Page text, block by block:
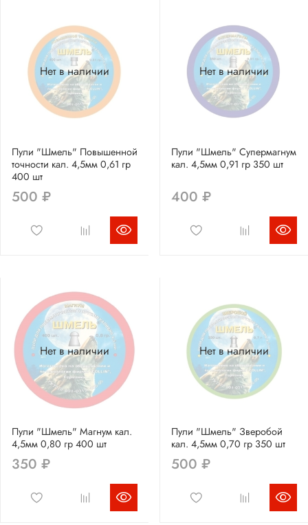
Нет в наличии
Пули "Шмель" Повышенной
точности кал. 4,5мм 0,61 гр
400 шт
500 ₽
Нет в наличии
Пули "Шмель" Супермагнум
кал. 4,5мм 0,91 гр 350 шт
400 ₽
Нет в наличии
Пули "Шмель" Магнум кал.
4,5мм 0,80 гр 400 шт
350 ₽
Нет в наличии
Пули "Шмель" Зверобой
кал. 4,5мм 0,70 гр 350 шт
500 ₽